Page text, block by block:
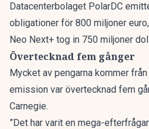
Datacenterbolaget PolarDC
obligationer för 800 miljoner
Neo Next+ tog in 750 miljoner
Övertecknad fem gånger
Mycket av pengarna kommer
emission var övertecknad fem
Carnegie.
”Det har varit en mega-